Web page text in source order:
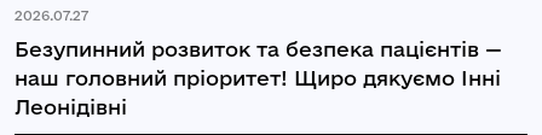
2026.07.27
Безупинний розвиток та безпека пацієнтів —
наш головний пріоритет! Щиро дякуємо Інні
Леонідівні